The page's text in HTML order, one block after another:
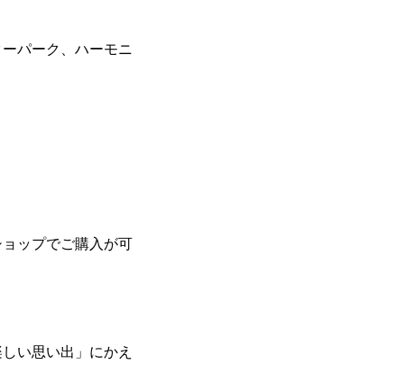
パーク、ハーモニ
ップでご購入が可
い思い出」にかえ